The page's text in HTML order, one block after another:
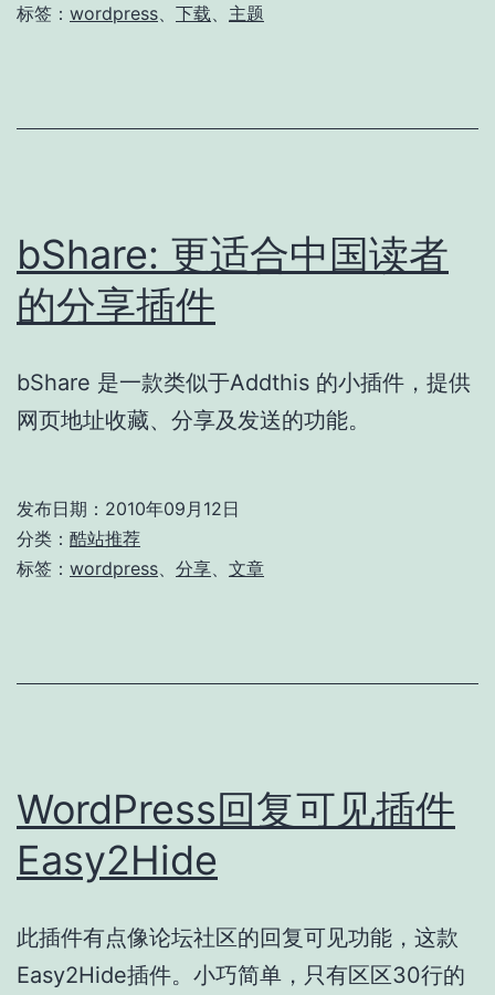
标签： wordpress 下载 主题
bShare: 更适合中国读者
的分享插件
bShare 是一款类似于Addthis 的小插件，提供
网页地址收藏、分享及发送的功能。
发布日期： 2010年09月12日
分类： 酷站推荐
标签： wordpress 分享 文章
WordPress回复可见插件
Easy2Hide
此插件有点像论坛社区的回复可见功能，这款
Easy2Hide插件。小巧简单，只有区区30行的